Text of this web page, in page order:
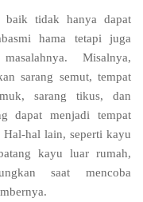
baik tidak hanya dapat
hama tetapi juga
Misalnya,
sarang semut, tempat
sarang tikus, dan
dapat menjadi tempat
hal lain, seperti kayu
kayu luar rumah,
saat mencoba